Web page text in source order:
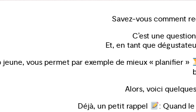
Savez-vous comment
C’est une
Et, en tant que
vous permet par exemple de mieux « planifier »
Alors, voici
Déjà, un petit rappel
: Quand